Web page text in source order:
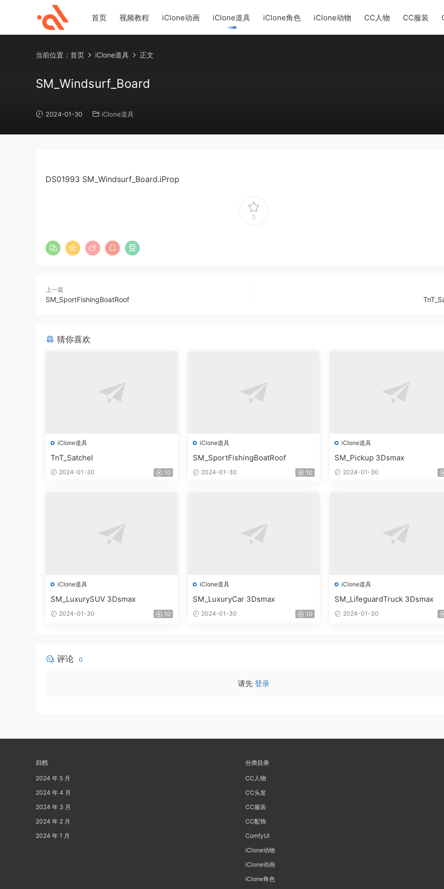
首页 视频教程 iClone动画 iClone道具 iClone角色 iClone动物 CC人物 CC服装
当前位置： 首页 iClone道具 正文
SM_Windsurf_Board
2024-01-30 iClone道具
DS01993 SM_Windsurf_Board.iProp
0
上一篇
SM_SportFishingBoatRoof
猜你喜欢
iClone道具
TnT_Satchel
2024-01-30 10
iClone道具
SM_SportFishingBoatRoof
2024-01-30 10
iClone道具
SM_Pickup 3Dsmax
2024-01-30
iClone道具
SM_LuxurySUV 3Dsmax
2024-01-30 10
iClone道具
SM_LuxuryCar 3Dsmax
2024-01-30 10
iClone道具
SM_LifeguardTruck 3Dsmax
2024-01-30
评论 0
请先 登录
归档
2024 年 5 月
2024 年 4 月
2024 年 3 月
2024 年 2 月
2024 年 1 月
分类目录
CC人物
CC头发
CC服装
CC配饰
ComfyUI
iClone动物
iClone动画
iClone角色